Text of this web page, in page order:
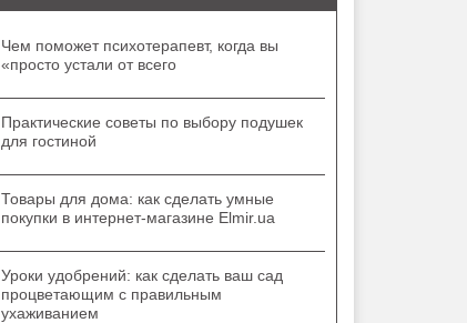
Чем поможет психотерапевт, когда вы
«просто устали от всего
Практические советы по выбору подушек
для гостиной
Товары для дома: как сделать умные
покупки в интернет-магазине Elmir.ua
Уроки удобрений: как сделать ваш сад
процветающим с правильным
ухаживанием